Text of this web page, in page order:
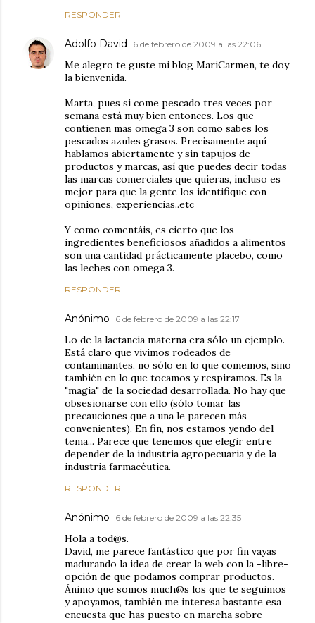
RESPONDER
Adolfo David 6 de febrero de 2009 a las 22:06
Me alegro te guste mi blog MariCarmen, te doy
la bienvenida.
Marta, pues si come pescado tres veces por
semana está muy bien entonces. Los que
contienen mas omega 3 son como sabes los
pescados azules grasos. Precisamente aquí
hablamos abiertamente y sin tapujos de
productos y marcas, así que puedes decir todas
las marcas comerciales que quieras, incluso es
mejor para que la gente los identifique con
opiniones, experiencias..etc
Y como comentáis, es cierto que los
ingredientes beneficiosos añadidos a alimentos
son una cantidad prácticamente placebo, como
las leches con omega 3.
RESPONDER
Anónimo 6 de febrero de 2009 a las 22:17
Lo de la lactancia materna era sólo un ejemplo.
Está claro que vivimos rodeados de
contaminantes, no sólo en lo que comemos, sino
también en lo que tocamos y respiramos. Es la
"magia" de la sociedad desarrollada. No hay que
obsesionarse con ello (sólo tomar las
precauciones que a una le parecen más
convenientes). En fin, nos estamos yendo del
tema... Parece que tenemos que elegir entre
depender de la industria agropecuaria y de la
industria farmacéutica.
RESPONDER
Anónimo 6 de febrero de 2009 a las 22:35
Hola a tod@s.
David, me parece fantástico que por fin vayas
madurando la idea de crear la web con la -libre-
opción de que podamos comprar productos.
Ánimo que somos much@s los que te seguimos
y apoyamos, también me interesa bastante esa
encuesta que has puesto en marcha sobre